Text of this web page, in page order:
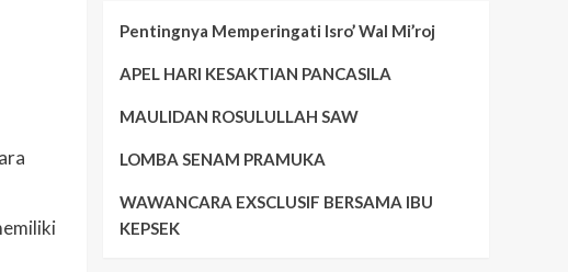
Pentingnya Memperingati Isro’ Wal Mi’roj
APEL HARI KESAKTIAN PANCASILA
MAULIDAN ROSULULLAH SAW
LOMBA SENAM PRAMUKA
WAWANCARA EXSCLUSIF BERSAMA IBU
KEPSEK